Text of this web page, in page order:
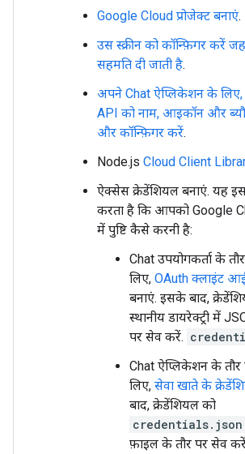
Google Cloud प्रोजेक्ट बनाएं.
उस स्क्रीन को कॉन्फ़िगर करें
सहमति दी जाती है.
अपने Chat ऐप्लिकेशन के लिए,
API को नाम, आइकॉन और
और कॉन्फ़िगर करें.
Node.js Cloud Client
ऐक्सेस क्रेडेंशियल बनाएं. यह इस
करता है कि आपको Google
में पुष्टि कैसे करनी है:
Chat उपयोगकर्ता के
लिए, OAuth क्लाइंट
बनाएं. इसके बाद,
स्थानीय डायरेक्ट्री में
पर सेव करें.
Chat ऐप्लिकेशन के तौर
लिए, सेवा खाते के
बाद, क्रेडेंशियल को
credentials.json
फ़ाइल के तौर पर सेव